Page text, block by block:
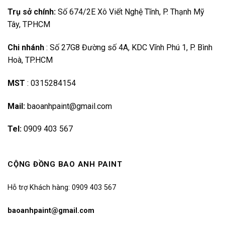
Trụ sở chính: Số 674/2E Xô Viết Nghệ Tĩnh, P. Thạnh Mỹ
Tây, TPHCM
Chi nhánh : Số 27G8 Đường số 4A, KDC Vĩnh Phú 1, P. Bình
Hoà, TP.HCM
MST : 0315284154
Mail: baoanhpaint@gmail.com
Tel: 0909 403 567
CỘNG ĐỒNG BAO ANH PAINT
Hỗ trợ Khách hàng: 0909 403 567
baoanhpaint@gmail.com